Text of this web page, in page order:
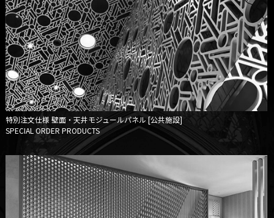
特別注文仕様 壁面・天井モジュールパネル [公共施設]
SPECIAL ORDER PRODUCTS